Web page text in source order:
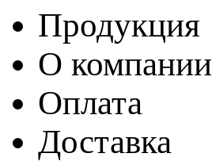
Продукция
О компании
Оплата
Доставка